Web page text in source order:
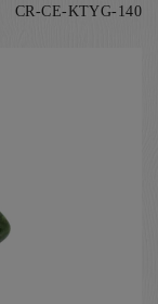
CR-CE-KTYG-140